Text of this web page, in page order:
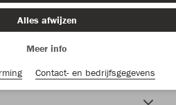
Nieuw
Alles afwijzen
Meer info
Contact- en bedrijfsgegevens